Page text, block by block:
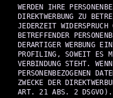
WERDEN IHRE
DIREKTWERBUNG ZU
JEDERZEIT
BETREFFENDER
DERARTIGER WERBUNG
PROFILING, SOWEIT ES
VERBINDUNG STEHT.
PERSONENBEZOGENEN
ZWECKE DER
ART. 21 ABS. 2 DSGVO).